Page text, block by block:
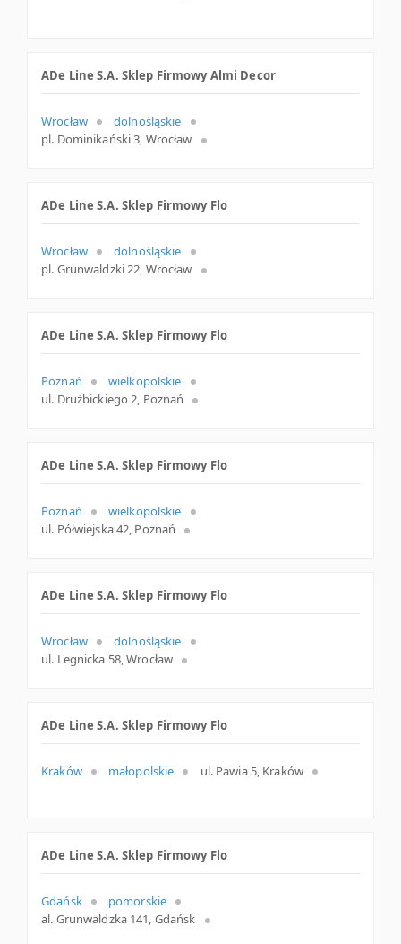
ADe Line S.A. Sklep Firmowy Almi Decor
Wrocław
dolnośląskie
pl. Dominikański 3, Wrocław
ADe Line S.A. Sklep Firmowy Flo
Wrocław
dolnośląskie
pl. Grunwaldzki 22, Wrocław
ADe Line S.A. Sklep Firmowy Flo
Poznań
wielkopolskie
ul. Drużbickiego 2, Poznań
ADe Line S.A. Sklep Firmowy Flo
Poznań
wielkopolskie
ul. Półwiejska 42, Poznań
ADe Line S.A. Sklep Firmowy Flo
Wrocław
dolnośląskie
ul. Legnicka 58, Wrocław
ADe Line S.A. Sklep Firmowy Flo
Kraków małopolskie ul. Pawia 5, Kraków
ADe Line S.A. Sklep Firmowy Flo
Gdańsk
pomorskie
al. Grunwaldzka 141, Gdańsk